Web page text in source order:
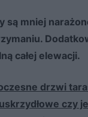
są mniej
całej elewacji.
drzwi
czy